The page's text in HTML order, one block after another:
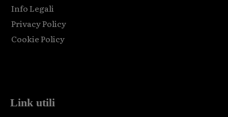
Info Legali
Privacy Policy
Cookie Policy
Link utili